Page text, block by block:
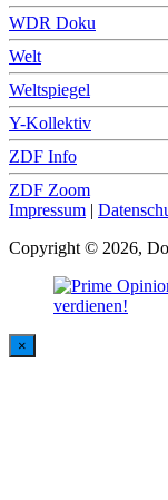
WDR Doku
Welt
Weltspiegel
Y-Kollektiv
ZDF Info
ZDF Zoom
Impressum |
Copyright © 2026,
×